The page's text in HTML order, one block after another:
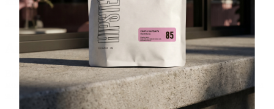
Закрити
Акаунт створено
Ви зареєструвалися на сайті Hipster.coffeeroasters і вже
можете користуватися особистим кабінетом, щоб отримувати
знижки та відстежувати історію замовлень!